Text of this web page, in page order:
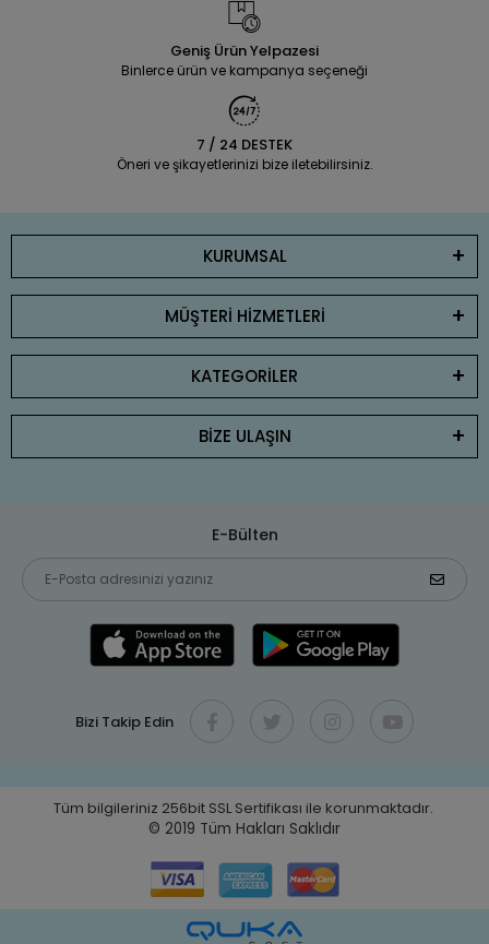
Geniş Ürün Yelpazesi
Binlerce ürün ve kampanya seçeneği
7 / 24 DESTEK
Öneri ve şikayetlerinizi bize iletebilirsiniz.
KURUMSAL
MÜŞTERİ HİZMETLERİ
KATEGORİLER
BİZE ULAŞIN
E-Bülten
Bizi Takip Edin
Tüm bilgileriniz 256bit SSL Sertifikası ile korunmaktadır.
© 2019 Tüm Hakları Saklıdır